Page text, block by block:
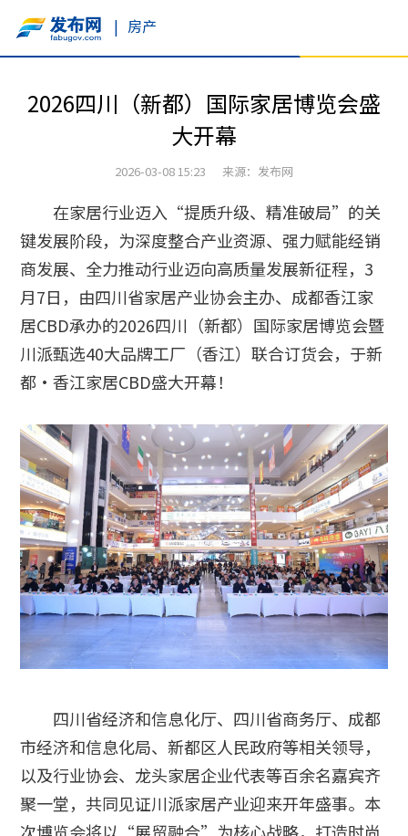
| 房产
2026四川（新都）国际家居博览会盛
大开幕
2026-03-08 15:23 来源：发布网
在家居行业迈入“提质升级、精准破局”的关
键发展阶段，为深度整合产业资源、强力赋能经销
商发展、全力推动行业迈向高质量发展新征程，3
月7日，由四川省家居产业协会主办、成都香江家
居CBD承办的2026四川（新都）国际家居博览会暨
川派甄选40大品牌工厂（香江）联合订货会，于新
都·香江家居CBD盛大开幕！
四川省经济和信息化厅、四川省商务厅、成都
市经济和信息化局、新都区人民政府等相关领导，
以及行业协会、龙头家居企业代表等百余名嘉宾齐
聚一堂，共同见证川派家居产业迎来开年盛事。本